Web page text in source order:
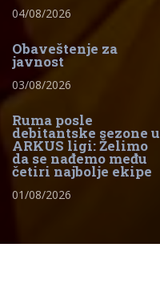
04/08/2026
Obaveštenje za
javnost
03/08/2026
Ruma posle
debitantske sezone u
ARKUS ligi: Želimo
da se nađemo među
četiri najbolje ekipe
01/08/2026